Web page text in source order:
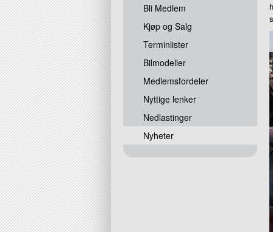
Bli Medlem
Kjøp og Salg
Terminlister
Bilmodeller
Medlemsfordeler
Nyttige lenker
Nedlastinger
Nyheter